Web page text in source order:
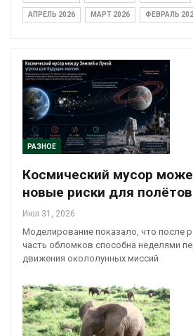
АПРЕЛЬ 2026 МАРТ 2026 ФЕВРАЛЬ
РАЗНОЕ
Космический мусор
новые риски для
Июл 31, 2026
Моделирование показало, что после
часть обломков способна неделями
движения окололунных миссий